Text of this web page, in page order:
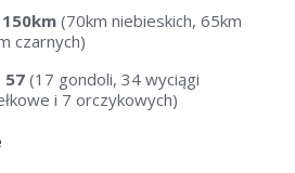
150km (70km niebieskich, 65km
czarnych)
57 (17 gondoli, 34 wyciągi
i 7 orczykowych)